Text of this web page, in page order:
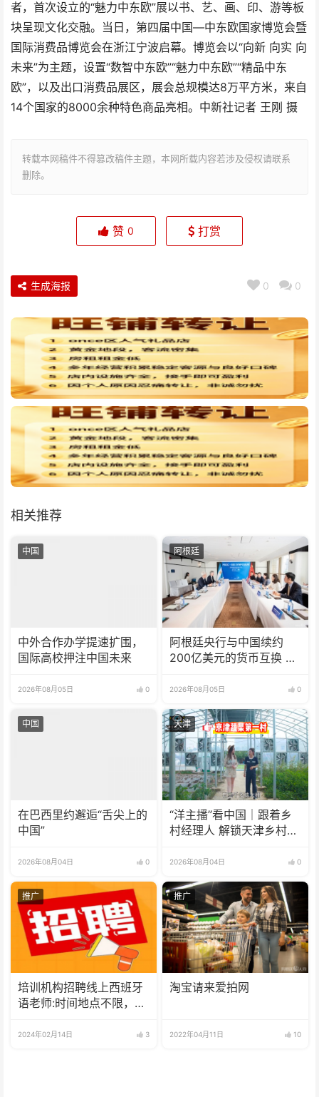
者，首次设立的“魅力中东欧”展以书、艺、画、印、游等板
块呈现文化交融。当日，第四届中国—中东欧国家博览会暨
国际消费品博览会在浙江宁波启幕。博览会以“向新 向实 向
未来”为主题，设置“数智中东欧”“魅力中东欧”“精品中东
欧”，以及出口消费品展区，展会总规模达8万平方米，来自
14个国家的8000余种特色商品亮相。中新社记者 王刚 摄
转载本网稿件不得篡改稿件主题，本网所载内容若涉及侵权请联系
删除。
赞 0 打赏
0 0
生成海报
相关推荐
中国
中外合作办学提速扩围，
国际高校押注中国未来
2026年08月05日 0
阿根廷
阿根廷央行与中国续约
200亿美元的货币互换 有
2026年08月05日 0
中国
在巴西里约邂逅“舌尖上的
中国”
2026年08月04日 0
天津
“洋主播”看中国｜跟着乡
村经理人 解锁天津乡村振
2026年08月04日 0
推广
培训机构招聘线上西班牙
语老师:时间地点不限，可
2024年02月14日 3
推广
淘宝请来爱拍网
2022年04月11日 10